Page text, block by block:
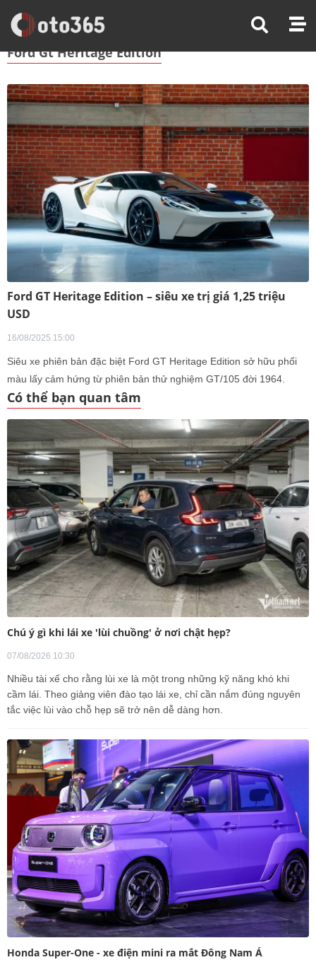
Trang Chủ Ford Gt Heritage Edition
Ford Gt Heritage Edition
Ford GT Heritage Edition – siêu xe trị giá 1,25 triệu
USD
16/08/2025 15:00
Siêu xe phiên bản đặc biệt Ford GT Heritage Edition sở hữu phối
màu lấy cảm hứng từ phiên bản thử nghiệm GT/105 đời 1964.
Có thể bạn quan tâm
Chú ý gì khi lái xe 'lùi chuồng' ở nơi chật hẹp?
07/08/2026 10:30
Nhiều tài xế cho rằng lùi xe là một trong những kỹ năng khó khi
cầm lái. Theo giảng viên đào tạo lái xe, chỉ cần nắm đúng nguyên
tắc việc lùi vào chỗ hẹp sẽ trở nên dễ dàng hơn.
Honda Super-One - xe điện mini ra mắt Đông Nam Á